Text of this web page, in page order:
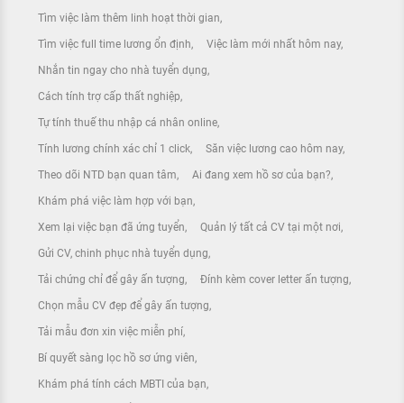
Tìm việc làm thêm linh hoạt thời gian
Tìm việc full time lương ổn định Việc làm mới nhất hôm nay
Nhắn tin ngay cho nhà tuyển dụng
Cách tính trợ cấp thất nghiệp
Tự tính thuế thu nhập cá nhân online
Tính lương chính xác chỉ 1 click Săn việc lương cao hôm nay
Theo dõi NTD bạn quan tâm Ai đang xem hồ sơ của bạn?
Khám phá việc làm hợp với bạn
Xem lại việc bạn đã ứng tuyển Quản lý tất cả CV tại một nơi
Gửi CV, chinh phục nhà tuyển dụng
Tải chứng chỉ để gây ấn tượng Đính kèm cover letter ấn tượng
Chọn mẫu CV đẹp để gây ấn tượng
Tải mẫu đơn xin việc miễn phí
Bí quyết sàng lọc hồ sơ ứng viên
Khám phá tính cách MBTI của bạn